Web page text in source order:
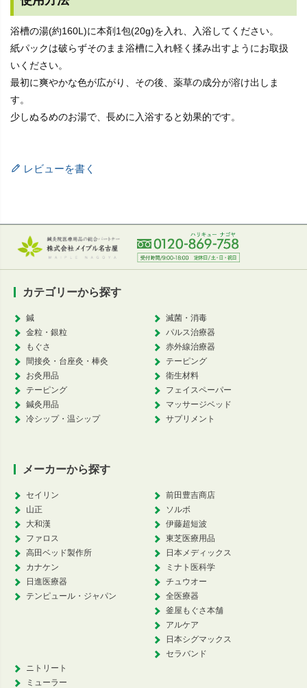
浴槽の湯(約160L)に本剤1包(20g)を入れ、入浴してください。
紙パックは破らずそのまま浴槽に入れ軽く揉み出すようにお取扱
いください。
最初に爽やかな色が広がり、その後、薬草の成分が溶け出しま
す。
少しぬるめのお湯で、長めに入浴すると効果的です。
レビューを書く
カテゴリーから探す
鍼
金粒・銀粒
もぐさ
間接灸・台座灸・棒灸
お灸用品
テーピング
鍼灸用品
冷シップ・温シップ
滅菌・消毒
パルス治療器
赤外線治療器
テーピング
衛生材料
フェイスペーパー
マッサージベッド
サプリメント
メーカーから探す
セイリン
山正
大和漢
ファロス
高田ベッド製作所
カナケン
日進医療器
テンピュール・ジャパン
前田豊吉商店
ソルボ
伊藤超短波
東芝医療用品
日本メディックス
ミナト医科学
チュウオー
全医療器
釜屋もぐさ本舗
アルケア
日本シグマックス
セラバンド
ニトリート
ミューラー